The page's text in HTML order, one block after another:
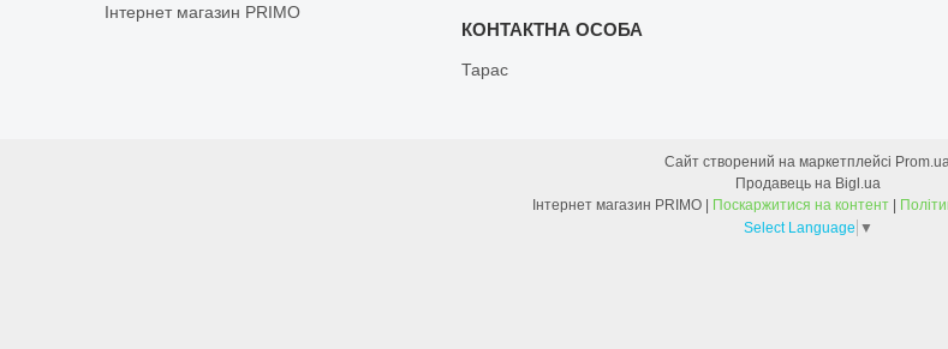
Інтернет магазин PRIMO
Тарас
Сайт створений на маркетплейсі
Продавець на Bigl.ua
Інтернет магазин PRIMO | Поскаржитися на контент |
Select Language ▼